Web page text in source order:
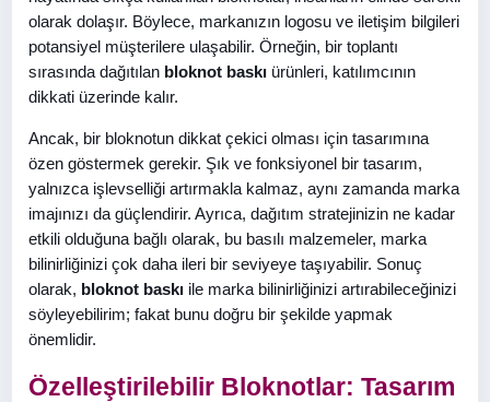
olarak dolaşır. Böylece, markanızın logosu ve iletişim bilgileri
potansiyel müşterilere ulaşabilir. Örneğin, bir toplantı
sırasında dağıtılan bloknot baskı ürünleri, katılımcının
dikkati üzerinde kalır.
Ancak, bir bloknotun dikkat çekici olması için tasarımına
özen göstermek gerekir. Şık ve fonksiyonel bir tasarım,
yalnızca işlevselliği artırmakla kalmaz, aynı zamanda marka
imajınızı da güçlendirir. Ayrıca, dağıtım stratejinizin ne kadar
etkili olduğuna bağlı olarak, bu basılı malzemeler, marka
bilinirliğinizi çok daha ileri bir seviyeye taşıyabilir. Sonuç
olarak, bloknot baskı ile marka bilinirliğinizi artırabileceğinizi
söyleyebilirim; fakat bunu doğru bir şekilde yapmak
önemlidir.
Özelleştirilebilir Bloknotlar: Tasarım